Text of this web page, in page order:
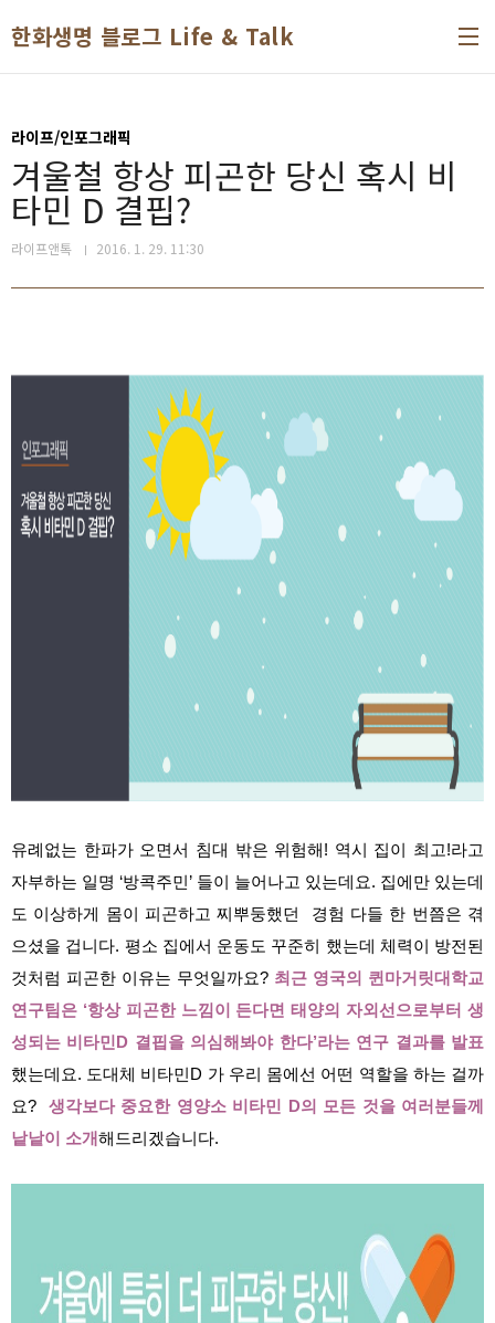
한화생명 블로그 Life & Talk
라이프/인포그래픽
겨울철 항상 피곤한 당신 혹시 비
타민 D 결핍?
라이프앤톡 2016. 1. 29. 11:30
유례없는 한파가 오면서 침대 밖은 위험해! 역시 집이 최고!라고
자부하는 일명 ‘방콕주민’ 들이 늘어나고 있는데요. 집에만 있는데
도 이상하게 몸이 피곤하고 찌뿌둥했던 경험 다들 한 번쯤은 겪
으셨을 겁니다. 평소 집에서 운동도 꾸준히 했는데 체력이 방전된
것처럼 피곤한 이유는 무엇일까요? 최근 영국의 퀸마거릿대학교
연구팀은 ‘항상 피곤한 느낌이 든다면 태양의 자외선으로부터 생
성되는 비타민D 결핍을 의심해봐야 한다’라는 연구 결과를 발표
했는데요. 도대체 비타민D 가 우리 몸에선 어떤 역할을 하는 걸까
요? 생각보다 중요한 영양소 비타민 D의 모든 것을 여러분들께
낱낱이 소개해드리겠습니다.